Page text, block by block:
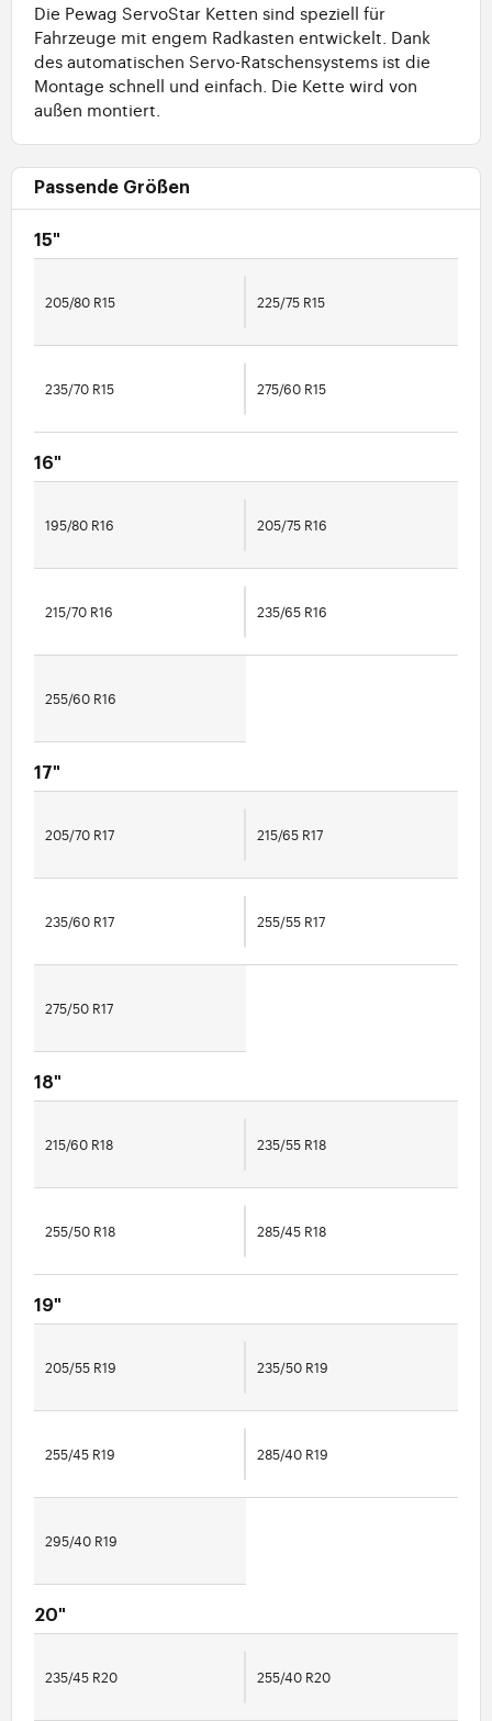
Die Pewag ServoStar Ketten sind speziell für
Fahrzeuge mit engem Radkasten entwickelt. Dank
des automatischen Servo-Ratschensystems ist die
Montage schnell und einfach. Die Kette wird von
außen montiert.
Passende Größen
15"
205/80 R15 225/75 R15
235/70 R15 275/60 R15
16"
195/80 R16 205/75 R16
215/70 R16 235/65 R16
255/60 R16
17"
205/70 R17 215/65 R17
235/60 R17 255/55 R17
275/50 R17
18"
215/60 R18 235/55 R18
255/50 R18 285/45 R18
19"
205/55 R19 235/50 R19
255/45 R19 285/40 R19
295/40 R19
20"
235/45 R20 255/40 R20